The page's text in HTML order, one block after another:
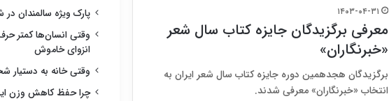
۱۴۰۳-۰۴-۳۱
معرفی برگزیدگان جایزه کتاب سال شعر
«خبرنگاران»
برگزیدگان هجدهمین دوره جایزه کتاب سال شعر ایران به
انتخاب «خبرنگاران» معرفی شدند.
پارک ویژه سالمندان
وقتی انسان‌ها کمتر
انزوای خاموش
وقتی خانه به
چرا حفظ کاهش وزن